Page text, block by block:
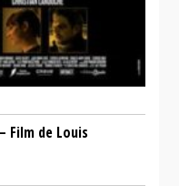
Film de Louis